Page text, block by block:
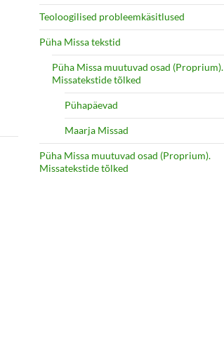
Teoloogilised probleemkäsitlused
Püha Missa tekstid
Püha Missa muutuvad osad (Proprium).
Missatekstide tõlked
Pühapäevad
Maarja Missad
Püha Missa muutuvad osad (Proprium).
Missatekstide tõlked